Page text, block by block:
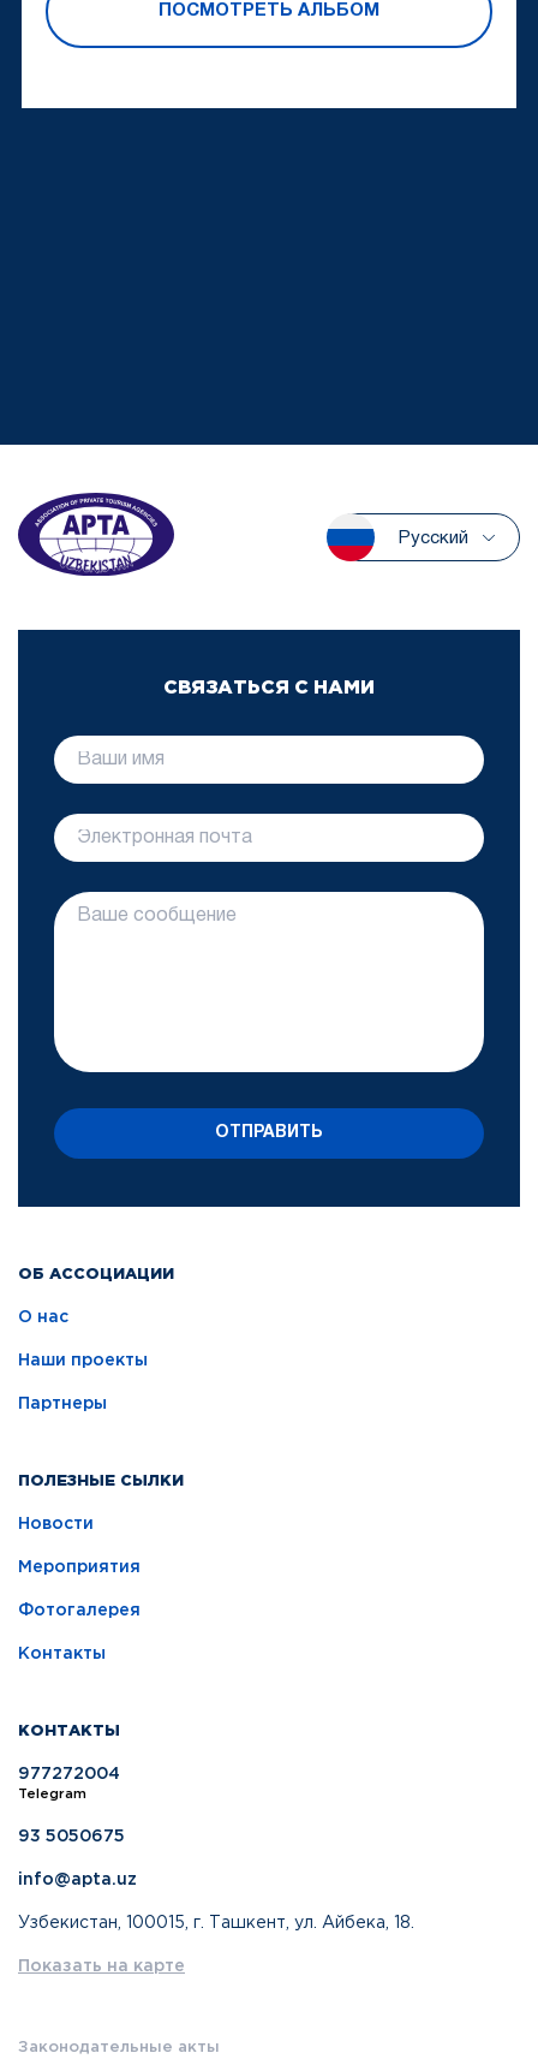
ПОСМОТРЕТЬ АЛЬБОМ
Русский
ОБ АССОЦИАЦИИ
О нас
Наши проекты
Партнеры
ПОЛЕЗНЫЕ СЫЛКИ
Новости
Мероприятия
Фотогалерея
Контакты
КОНТАКТЫ
977272004
Telegram
93 5050675
info@apta.uz
Узбекистан, 100015, г. Ташкент, ул. Айбека, 18.
Показать на карте
Законодательные акты
СВЯЗАТЬСЯ С НАМИ
ОТПРАВИТЬ